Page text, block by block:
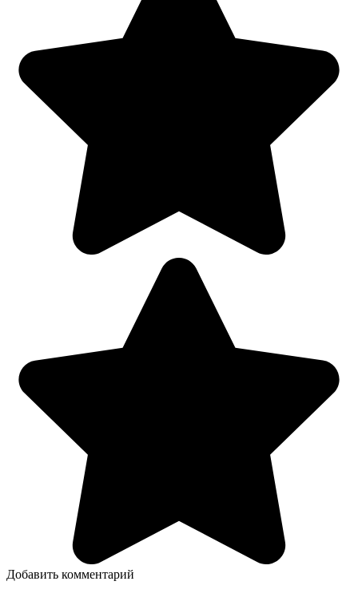
Добавить комментарий